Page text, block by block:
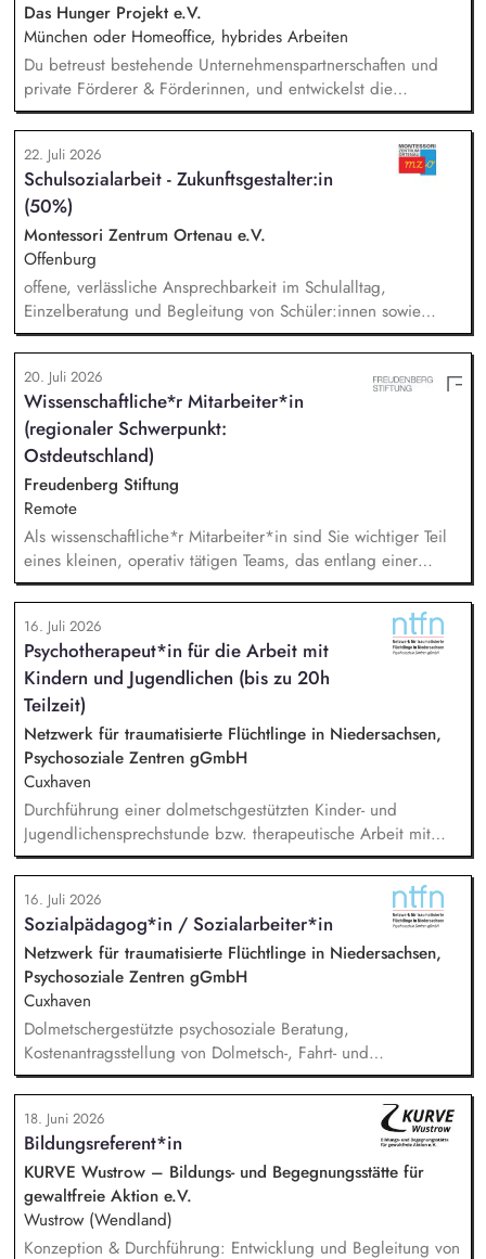
Das Hunger Projekt e.V.
München oder Homeoffice, hybrides Arbeiten
Du betreust bestehende Unternehmenspartnerschaften und
private Förderer & Förderinnen, und entwickelst die
Zusammenarbeit systematisch weiter. Du identifizierst neue
Unternehmen und Förderer & Förderinnen und sprichst sie
aktiv an. Du planst und setzt Fundraising-Maßnahmen
eigenständig um und verfolgst deren Ergebnisse. Du
arbeitest eng mit der Landesdirektion, dem Marketing und
unseren Programmkollegen zusammen.
22. Juli 2026
Schulsozialarbeit - Zukunftsgestalter:in
(50%)
Montessori Zentrum Ortenau e.V.
Offenburg
offene, verlässliche Ansprechbarkeit im Schulalltag,
Einzelberatung und Begleitung von Schüler:innen sowie
Familien, Elternarbeit: Beratung, Begleitung und
Informationsangebote, sozialpädagogische Gruppenangebote
(z. B. soziales Lernen, Prävention, Selbstkompetenz),
Konfliktbegleitung und Stärkung der Beziehungskultur im
Schulalltag, Zusammenarbeit im multiprofessionellen
Schulteam
20. Juli 2026
Wissenschaftliche*r Mitarbeiter*in
(regionaler Schwerpunkt:
Ostdeutschland)
Freudenberg Stiftung
Remote
Als wissenschaftliche*r Mitarbeiter*in sind Sie wichtiger Teil
eines kleinen, operativ tätigen Teams, das entlang einer
klaren Programmatik langfristig soziale Innovation
implementiert. Sie unterstützen die Geschäftsführung bei der
Umsetzung der Stiftungsprogrammatik und entwickeln dabei
die Internationalisierungsstrategie der Stiftung weiter. Sie
übersetzen wissenschaftliche Erkenntnisse in
alltagsangebundene Handlungsansätze entlang unserer
Stiftungsprogrammatik.
16. Juli 2026
Psychotherapeut*in für die Arbeit mit
Kindern und Jugendlichen (bis zu 20h
Teilzeit)
Netzwerk für traumatisierte Flüchtlinge in Niedersachsen,
Psychosoziale Zentren gGmbH
Cuxhaven
Durchführung einer dolmetschgestützten Kinder- und
Jugendlichensprechstunde bzw. therapeutische Arbeit mit
geflüchteten Kindern und Jugendlichen /
(trauma-)pädagogische Fachberatung, Dokumentation und
Austausch mit dem Team, Stellungnahmen, Mitarbeit in
externen Netzwerken und Arbeitsgruppen.
16. Juli 2026
Sozialpädagog*in / Sozialarbeiter*in
Netzwerk für traumatisierte Flüchtlinge in Niedersachsen,
Psychosoziale Zentren gGmbH
Cuxhaven
Dolmetschergestützte psychosoziale Beratung,
Kostenantragsstellung von Dolmetsch-, Fahrt- und
Therapiekosten, Mitarbeit in externen Netzwerken und
Arbeitsgruppen, Vermittlung in die psychiatrische /
psychotherapeutische Regelversorgung.
18. Juni 2026
Bildungsreferent*in
KURVE Wustrow – Bildungs- und Begegnungsstätte für
gewaltfreie Aktion e.V.
Wustrow (Wendland)
Konzeption & Durchführung: Entwicklung und Begleitung von